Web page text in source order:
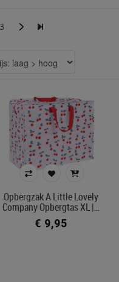
3
Opbergzak A Little Lovely
Company Opbergtas XL |…
€ 9,95